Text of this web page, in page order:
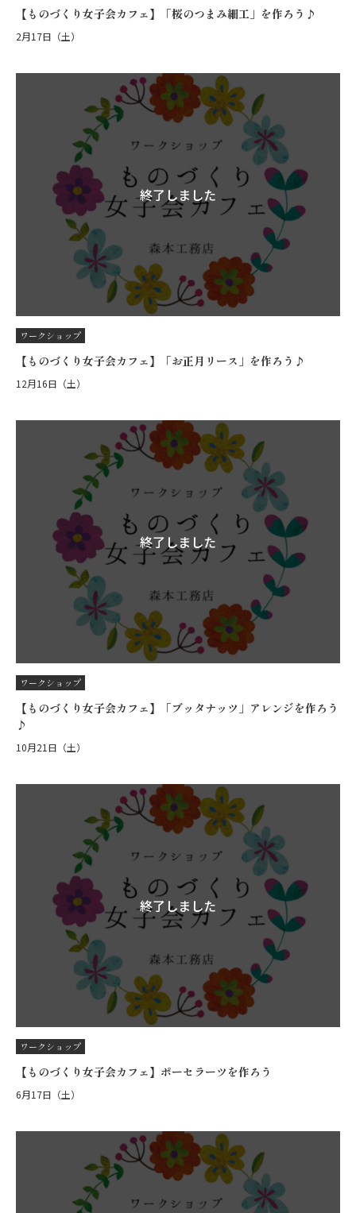
【ものづくり女子会カフェ】「桜のつまみ細工」を作ろう♪
2月17日（土）
終了しました
ワークショップ
【ものづくり女子会カフェ】「お正月リース」を作ろう♪
12月16日（土）
終了しました
ワークショップ
【ものづくり女子会カフェ】「ブッタナッツ」アレンジを作ろう
♪
10月21日（土）
終了しました
ワークショップ
【ものづくり女子会カフェ】ポーセラーツを作ろう
6月17日（土）